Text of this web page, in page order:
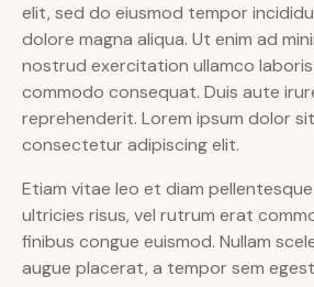
elit, sed do eiusmod tempor
dolore magna aliqua. Ut enim ad
nostrud exercitation ullamco
commodo consequat. Duis aute
reprehenderit. Lorem ipsum dolor
consectetur adipiscing elit.
Etiam vitae leo et diam
ultricies risus, vel rutrum erat
finibus congue euismod. Nullam
augue placerat, a tempor sem